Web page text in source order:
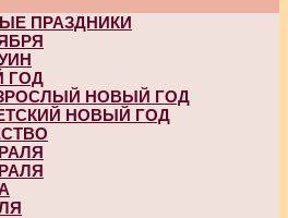
ПРАЗДНИКИ
ГОД
НОВЫЙ ГОД
НОВЫЙ ГОД